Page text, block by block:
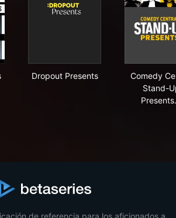
Dropout Presents
Comedy
Stand-
de referencia para los aficionados a